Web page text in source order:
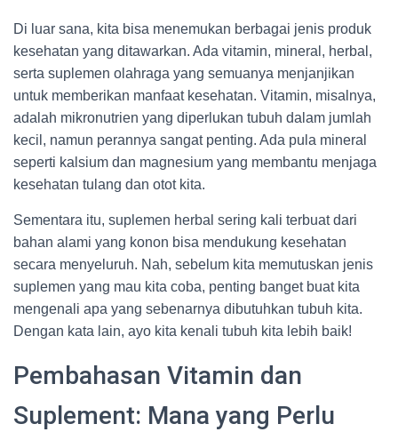
Di luar sana, kita bisa menemukan berbagai jenis produk
kesehatan yang ditawarkan. Ada vitamin, mineral, herbal,
serta suplemen olahraga yang semuanya menjanjikan
untuk memberikan manfaat kesehatan. Vitamin, misalnya,
adalah mikronutrien yang diperlukan tubuh dalam jumlah
kecil, namun perannya sangat penting. Ada pula mineral
seperti kalsium dan magnesium yang membantu menjaga
kesehatan tulang dan otot kita.
Sementara itu, suplemen herbal sering kali terbuat dari
bahan alami yang konon bisa mendukung kesehatan
secara menyeluruh. Nah, sebelum kita memutuskan jenis
suplemen yang mau kita coba, penting banget buat kita
mengenali apa yang sebenarnya dibutuhkan tubuh kita.
Dengan kata lain, ayo kita kenali tubuh kita lebih baik!
Pembahasan Vitamin dan
Suplement: Mana yang Perlu